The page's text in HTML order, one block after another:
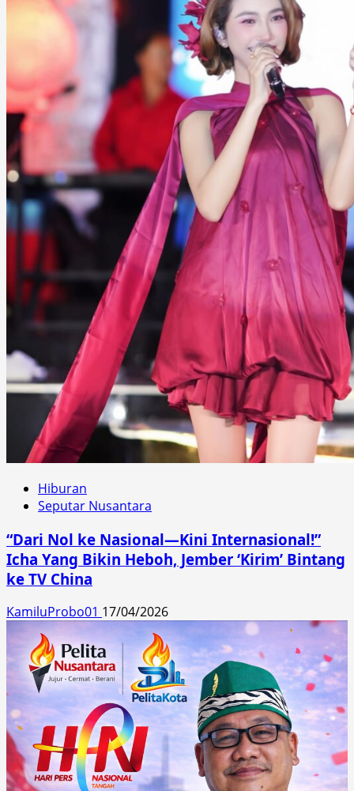
Hiburan
Seputar Nusantara
“Dari Nol ke Nasional—Kini Internasional!”
Icha Yang Bikin Heboh, Jember ‘Kirim’ Bintang
ke TV China
KamiluProbo01 17/04/2026